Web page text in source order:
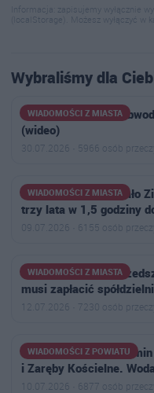
Informacja: zapisujemy wyłącznie
(localStorage). Możesz wyłączyć w
Wybraliśmy dla
WIADOMOŚCI Z MIASTA
Ogromny korek na
(wideo)
30.07.2026 · 5966 osób
WIADOMOŚCI Z MIASTA
Ministerstwo pokazało
trzy lata w 1,5 godziny
09.07.2026 · 6155 osób
WIADOMOŚCI Z MIASTA
Wyrok w sprawie
musi zapłacić
12.07.2026 · 7230 osób
WIADOMOŚCI Z POWIATU
Uwaga mieszkańcy
i Zaręby Kościelne.
10.07.2026 · 6877 osób